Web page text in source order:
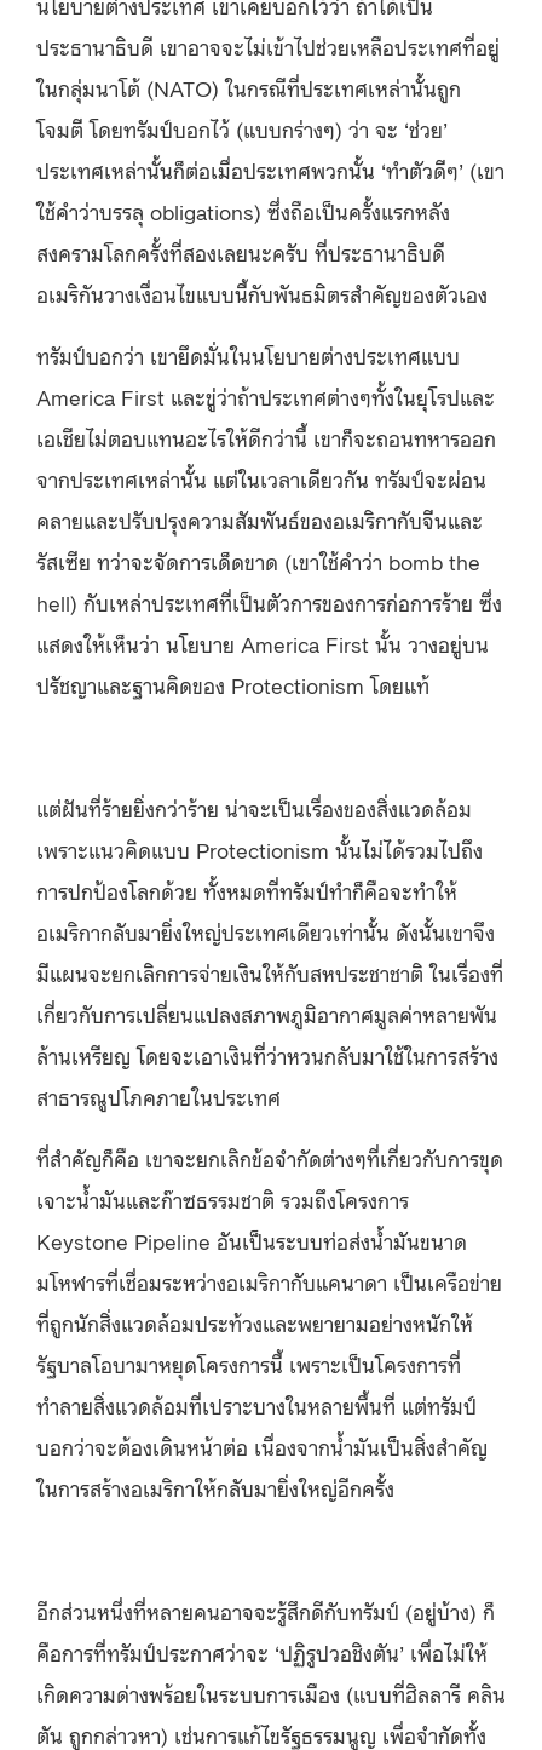
ประธานาธิบดี เขาอาจจะไม่เข้าไปช่วยเหลือประเทศที่อยู่
ในกลุ่มนาโต้ (NATO) ในกรณีที่ประเทศเหล่านั้นถูก
โจมตี โดยทรัมป์บอกไว้ (แบบกร่างๆ) ว่า จะ ‘ช่วย’
ประเทศเหล่านั้นก็ต่อเมื่อประเทศพวกนั้น ‘ทำตัวดีๆ’ (เขา
ใช้คำว่าบรรลุ obligations) ซึ่งถือเป็นครั้งแรกหลัง
สงครามโลกครั้งที่สองเลยนะครับ ที่ประธานาธิบดี
อเมริกันวางเงื่อนไขแบบนี้กับพันธมิตรสำคัญของตัวเอง
ทรัมป์บอกว่า เขายึดมั่นในนโยบายต่างประเทศแบบ
America First และขู่ว่าถ้าประเทศต่างๆทั้งในยุโรปและ
เอเชียไม่ตอบแทนอะไรให้ดีกว่านี้ เขาก็จะถอนทหารออก
จากประเทศเหล่านั้น แต่ในเวลาเดียวกัน ทรัมป์จะผ่อน
คลายและปรับปรุงความสัมพันธ์ของอเมริกากับจีนและ
รัสเซีย ทว่าจะจัดการเด็ดขาด (เขาใช้คำว่า bomb the
hell) กับเหล่าประเทศที่เป็นตัวการของการก่อการร้าย ซึ่ง
แสดงให้เห็นว่า นโยบาย America First นั้น วางอยู่บน
ปรัชญาและฐานคิดของ Protectionism โดยแท้
แต่ฝันที่ร้ายยิ่งกว่าร้าย น่าจะเป็นเรื่องของสิ่งแวดล้อม
เพราะแนวคิดแบบ Protectionism นั้นไม่ได้รวมไปถึง
การปกป้องโลกด้วย ทั้งหมดที่ทรัมป์ทำก็คือจะทำให้
อเมริกากลับมายิ่งใหญ่ประเทศเดียวเท่านั้น ดังนั้นเขาจึง
มีแผนจะยกเลิกการจ่ายเงินให้กับสหประชาชาติ ในเรื่องที่
เกี่ยวกับการเปลี่ยนแปลงสภาพภูมิอากาศมูลค่าหลายพัน
ล้านเหรียญ โดยจะเอาเงินที่ว่าหวนกลับมาใช้ในการสร้าง
สาธารณูปโภคภายในประเทศ
ที่สำคัญก็คือ เขาจะยกเลิกข้อจำกัดต่างๆที่เกี่ยวกับการขุด
เจาะน้ำมันและก๊าซธรรมชาติ รวมถึงโครงการ
Keystone Pipeline อันเป็นระบบท่อส่งน้ำมันขนาด
มโหฬารที่เชื่อมระหว่างอเมริกากับแคนาดา เป็นเครือข่าย
ที่ถูกนักสิ่งแวดล้อมประท้วงและพยายามอย่างหนักให้
รัฐบาลโอบามาหยุดโครงการนี้ เพราะเป็นโครงการที่
ทำลายสิ่งแวดล้อมที่เปราะบางในหลายพื้นที่ แต่ทรัมป์
บอกว่าจะต้องเดินหน้าต่อ เนื่องจากน้ำมันเป็นสิ่งสำคัญ
ในการสร้างอเมริกาให้กลับมายิ่งใหญ่อีกครั้ง
อีกส่วนหนึ่งที่หลายคนอาจจะรู้สึกดีกับทรัมป์ (อยู่บ้าง) ก็
คือการที่ทรัมป์ประกาศว่าจะ ‘ปฏิรูปวอชิงตัน’ เพื่อไม่ให้
เกิดความด่างพร้อยในระบบการเมือง (แบบที่ฮิลลารี คลิน
ตัน ถูกกล่าวหา) เช่นการแก้ไขรัฐธรรมนูญ เพื่อจำกัดทั้ง